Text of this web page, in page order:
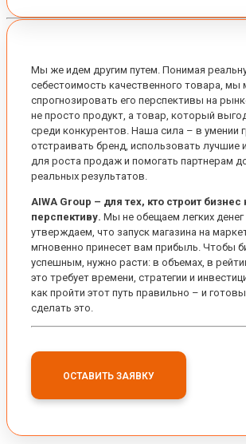
Мы же идем другим путем. Понимая
себестоимость качественного товара,
спрогнозировать его перспективы на
не просто продукт, а товар, который
среди конкурентов. Наша сила – в умении
отстраивать бренд, использовать лучшие
для роста продаж и помогать партнерам
реальных результатов.
AIWA Group – для тех, кто строит бизнес
перспективу. Мы не обещаем легких денег
утверждаем, что запуск магазина на
мгновенно принесет вам прибыль. Чтобы
успешным, нужно расти: в объемах, в
это требует времени, стратегии и
как пройти этот путь правильно – и
сделать это.
ОСТАВИТЬ ЗАЯВКУ